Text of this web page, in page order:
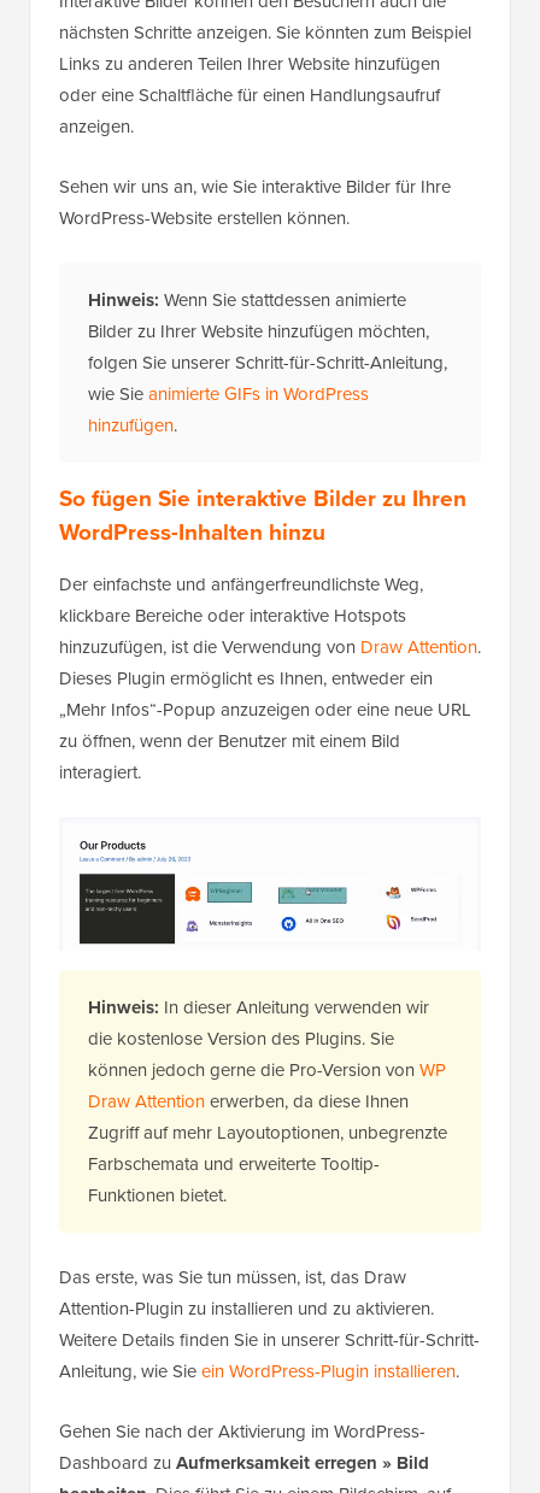
nächsten Schritte anzeigen. Sie könnten zum Beispiel
Links zu anderen Teilen Ihrer Website hinzufügen
oder eine Schaltfläche für einen Handlungsaufruf
anzeigen.
Sehen wir uns an, wie Sie interaktive Bilder für Ihre
WordPress-Website erstellen können.
Hinweis: Wenn Sie stattdessen animierte
Bilder zu Ihrer Website hinzufügen möchten,
folgen Sie unserer Schritt-für-Schritt-Anleitung,
wie Sieanimierte GIFs in WordPress
hinzufügen.
So fügen Sie interaktive Bilder zu Ihren
WordPress-Inhalten hinzu
Der einfachste und anfängerfreundlichste Weg,
klickbare Bereiche oder interaktive Hotspots
hinzuzufügen, ist die Verwendung von Draw Attention.
Dieses Plugin ermöglicht es Ihnen, entweder ein
„Mehr Infos“-Popup anzuzeigen oder eine neue URL
zu öffnen, wenn der Benutzer mit einem Bild
interagiert.
Hinweis: In dieser Anleitung verwenden wir
die kostenlose Version des Plugins. Sie
können jedoch gerne die Pro-Version von WP
Draw Attentionerwerben, da diese Ihnen
Zugriff auf mehr Layoutoptionen, unbegrenzte
Farbschemata und erweiterte Tooltip-
Funktionen bietet.
Das erste, was Sie tun müssen, ist, das Draw
Attention-Plugin zu installieren und zu aktivieren.
Weitere Details finden Sie in unserer Schritt-für-Schritt-
Anleitung, wie Sieein WordPress-Plugin installieren.
Gehen Sie nach der Aktivierung im WordPress-
Dashboard zu Aufmerksamkeit erregen » Bild